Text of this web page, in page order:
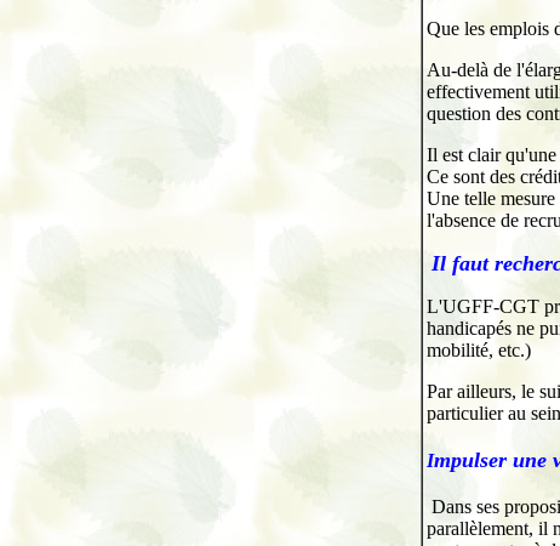
Que les emplois
Au-delà de
effectivement
question des
Il est clair
Ce sont des
Une telle
l'absence de
Il faut
L'UGFF-CGT
handicapés ne
mobilité, etc.)
Par ailleurs, le
particulier au
Impulser une
Dans ses
parallèlement, il